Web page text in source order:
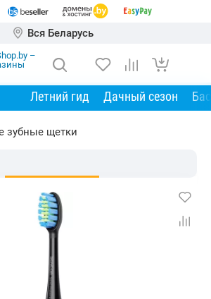
Вся Беларусь
Летний гид Дачный сезон
зубные щетки